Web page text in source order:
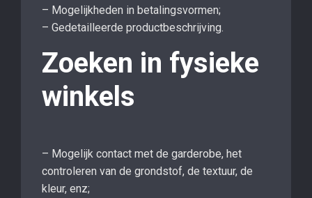
– Mogelijkheden in betalingsvormen;
– Gedetailleerde productbeschrijving.
Zoeken in fysieke
winkels
– Mogelijk contact met de garderobe, het
controleren van de grondstof, de textuur, de
kleur, enz;